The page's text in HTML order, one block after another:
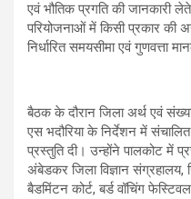
एवं भौतिक प्रगति की जानकारी
परियोजनाओं में किसी प्रकार की
निर्धारित समयसीमा एवं गुणवत्ता
बैठक के दौरान जिला अर्थ एवं
एस भदौरिया के निर्देशन में
प्रस्तुति दी। उन्होंने पालकोट में
अंबेडकर जिला विज्ञान
बैडमिंटन कोर्ट, बर्ड वॉचिंग